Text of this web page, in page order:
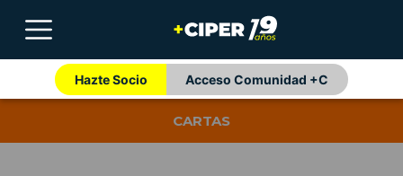
Hazte Socio Acceso Comunidad +C
CARTAS